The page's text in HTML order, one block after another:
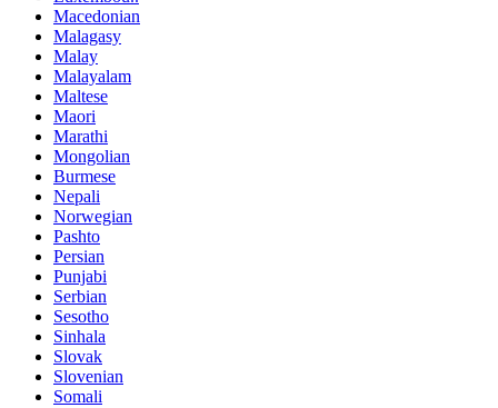
Macedonian
Malagasy
Malay
Malayalam
Maltese
Maori
Marathi
Mongolian
Burmese
Nepali
Norwegian
Pashto
Persian
Punjabi
Serbian
Sesotho
Sinhala
Slovak
Slovenian
Somali